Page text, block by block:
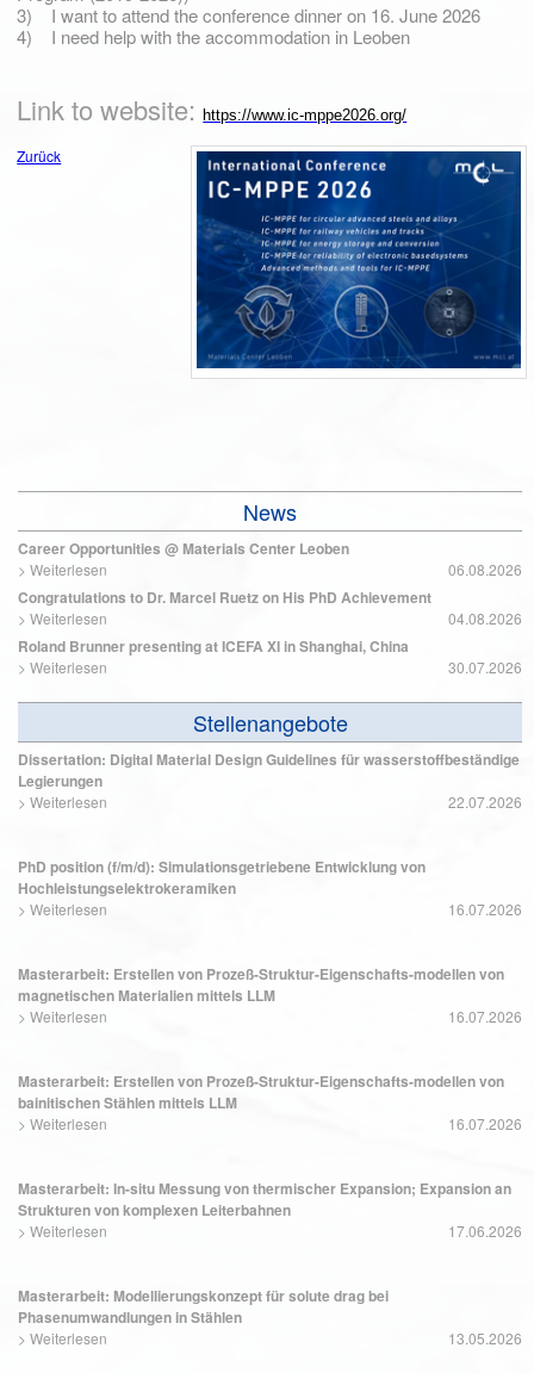
3) I want to attend the conference dinner on 16. June 2026
4) I need help with the accommodation in Leoben
Link to website:https://www.ic-mppe2026.org/
Zurück
News
Career Opportunities @ Materials Center Leoben
> Weiterlesen 06.08.2026
Congratulations to Dr. Marcel Ruetz on His PhD Achievement
> Weiterlesen 04.08.2026
Roland Brunner presenting at ICEFA XI in Shanghai, China
> Weiterlesen 30.07.2026
Stellenangebote
Dissertation: Digital Material Design Guidelines für wasserstoffbeständige
Legierungen
> Weiterlesen 22.07.2026
PhD position (f/m/d): Simulationsgetriebene Entwicklung von
Hochleistungselektrokeramiken
> Weiterlesen 16.07.2026
Masterarbeit: Erstellen von Prozeß-Struktur-Eigenschafts-modellen von
magnetischen Materialien mittels LLM
> Weiterlesen 16.07.2026
Masterarbeit: Erstellen von Prozeß-Struktur-Eigenschafts-modellen von
bainitischen Stählen mittels LLM
> Weiterlesen 16.07.2026
Masterarbeit: In-situ Messung von thermischer Expansion; Expansion an
Strukturen von komplexen Leiterbahnen
> Weiterlesen 17.06.2026
Masterarbeit: Modellierungskonzept für solute drag bei
Phasenumwandlungen in Stählen
> Weiterlesen 13.05.2026